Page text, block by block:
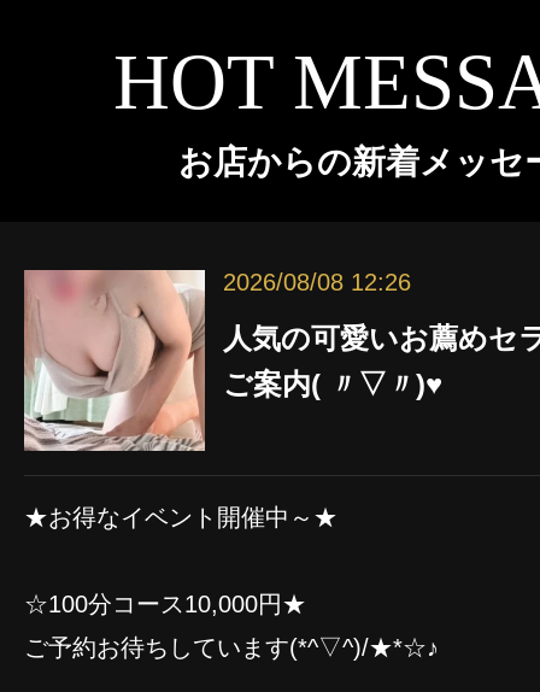
HOT
お店からの新着メッセ
2026/08/08 12:26
人気の可愛いお薦めセ
ご案内( 〃▽〃)♥️
★お得なイベント開催中～★
☆100分コース10,000円★
ご予約お待ちしています(*^▽^)/★*☆♪